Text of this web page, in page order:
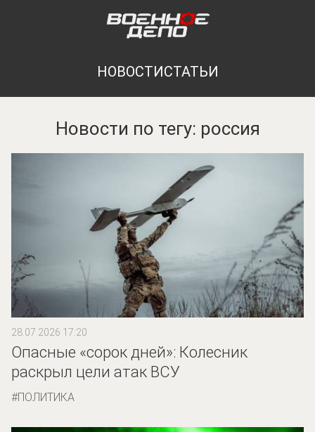
НОВОСТИСТАТЬИ
Новости по тегу: россия
28.07.2026 17:20
Опасные «сорок дней»: Колесник
раскрыл цели атак ВСУ
ПОЛИТИКА